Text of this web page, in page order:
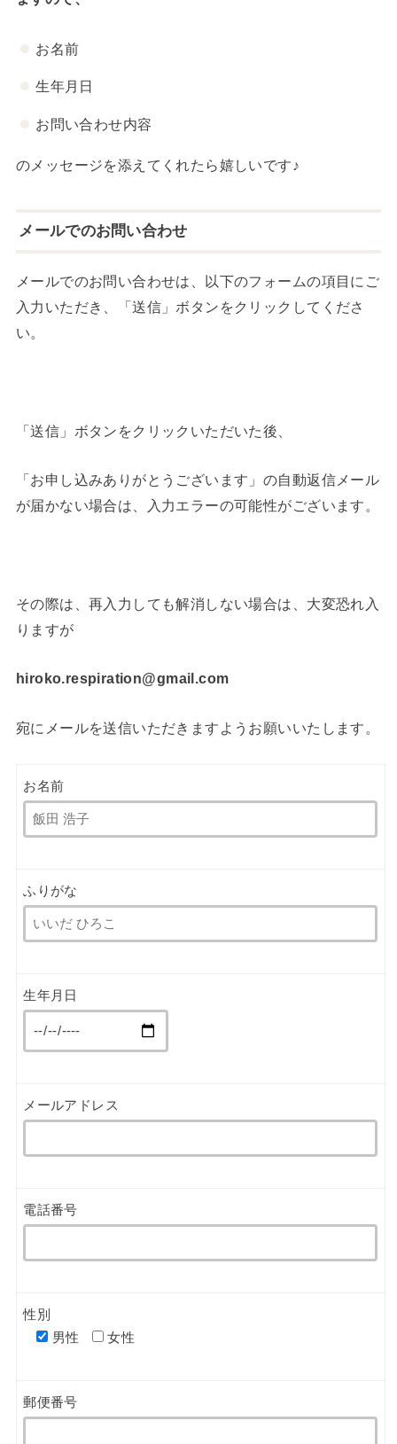
お名前
生年月日
お問い合わせ内容
のメッセージを添えてくれたら嬉しいです♪
メールでのお問い合わせ
メールでのお問い合わせは、以下のフォームの項目にご
入力いただき、「送信」ボタンをクリックしてくださ
い。
「送信」ボタンをクリックいただいた後、
「お申し込みありがとうございます」の自動返信メール
が届かない場合は、入力エラーの可能性がございます。
その際は、再入力しても解消しない場合は、大変恐れ入
りますが
hiroko.respiration@gmail.com
宛にメールを送信いただきますようお願いいたします。
お名前
ふりがな
生年月日
メールアドレス
電話番号
性別
男性
女性
郵便番号